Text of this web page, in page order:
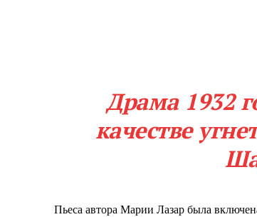
Драма 1932
качестве
Пьеса автора Марии Лазар была